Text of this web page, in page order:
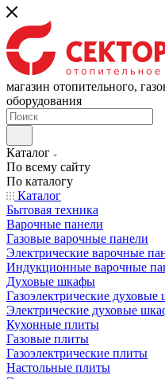
магазин отопительного,
оборудования
Каталог
По всему сайту
По каталогу
Каталог
Бытовая техника
Варочные панели
Газовые варочные панели
Электрические варочные
Индукционные варочные
Духовые шкафы
Газоэлектрические
Электрические духовые
Кухонные плиты
Газовые плиты
Газоэлектрические плиты
Настольные плиты